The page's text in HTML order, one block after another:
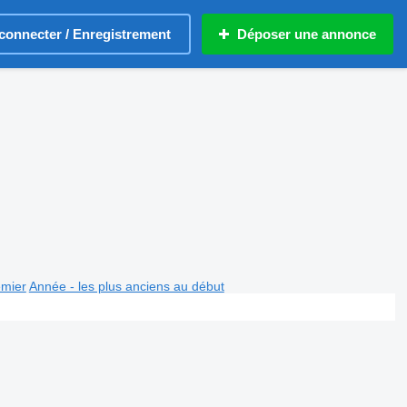
/ Enregistrement Déposer une annonce
Année - les plus anciens au début